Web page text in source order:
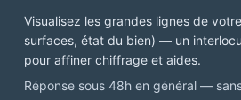
Visualisez les grandes lignes de
surfaces, état du bien) — un
pour affiner chiffrage et aides.
Réponse sous 48h en général —